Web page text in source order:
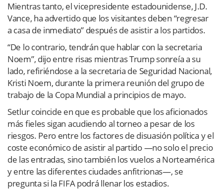
Mientras tanto, el vicepresidente estadounidense, J.D.
Vance, ha advertido que los visitantes deben “regresar
a casa de inmediato” después de asistir a los partidos.
“De lo contrario, tendrán que hablar con la secretaria
Noem”, dijo entre risas mientras Trump sonreía a su
lado, refiriéndose a la secretaria de Seguridad Nacional,
Kristi Noem, durante la primera reunión del grupo de
trabajo de la Copa Mundial a principios de mayo.
Setlur coincide en que es probable que los aficionados
más fieles sigan acudiendo al torneo a pesar de los
riesgos. Pero entre los factores de disuasión política y el
coste económico de asistir al partido —no solo el precio
de las entradas, sino también los vuelos a Norteamérica
y entre las diferentes ciudades anfitrionas—, se
pregunta si la FIFA podrá llenar los estadios.